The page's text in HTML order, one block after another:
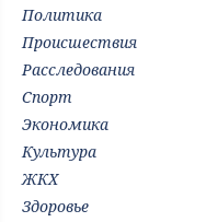
Политика
Происшествия
Расследования
Спорт
Экономика
Культура
ЖКХ
Здоровье